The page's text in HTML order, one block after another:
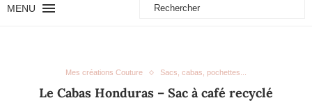
MENU
Mes créations Couture Sacs, cabas, pochettes...
Le Cabas Honduras – Sac à café recyclé